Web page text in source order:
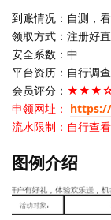
到账情况：自测，
领取方式：注册好
安全系数：中
平台资历：自行调查
会员评分：
申领网址：
流水限制：自行查看
图例介绍